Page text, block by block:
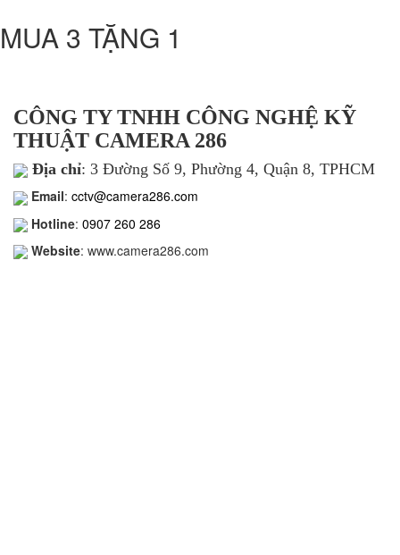
MUA 3 TẶNG 1
CÔNG TY TNHH CÔNG NGHỆ KỸ
THUẬT CAMERA 286
Địa chỉ: 3 Đường Số 9, Phường 4, Quận 8, TPHCM
Email: cctv@camera286.com
Hotline: 0907 260 286
Website: www.camera286.com